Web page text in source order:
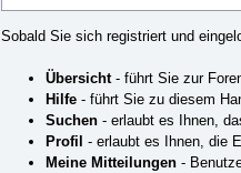
Sobald Sie sich registriert und
Übersicht- führt Sie zur
Hilfe - führt Sie zu diesem
Suchen - erlaubt es Ihnen,
Profil - erlaubt es Ihnen, die
Meine Mitteilungen -